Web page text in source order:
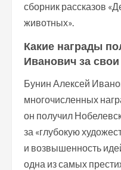
сборник рассказов
животных».
Какие награды
Иванович за
Бунин Алексей
многочисленных
он получил
за «глубокую
и возвышенность
одна из самых